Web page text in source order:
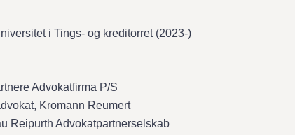
i Tings- og kreditorret (2023-)
Advokatfirma P/S
Kromann Reumert
Reipurth Advokatpartnerselskab